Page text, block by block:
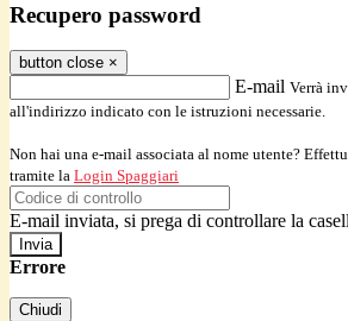
Recupero password
button close ×
E-mail Verrà
all'indirizzo indicato con le istruzioni necessarie.
Non hai una e-mail associata al nome utente?
tramite la Login Spaggiari
E-mail inviata, si prega di controllare la
Errore
Chiudi